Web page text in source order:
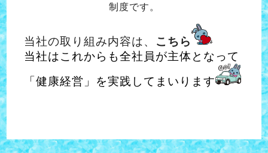
制度です。
当社の取り組み内容は、
こちら
当社はこれからも全社員が主体となって
「健康経営」を実践してまいります